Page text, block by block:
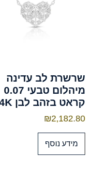
שרשרת לב עדינה
מיהלום טבעי 0.07
קראט בזהב לבן 14K
₪2,182.80
מידע נוסף